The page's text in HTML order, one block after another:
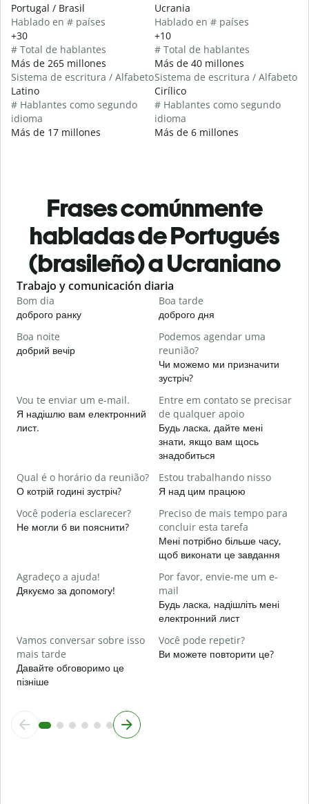
Portugal / Brasil
Hablado en # países
+30
# Total de hablantes
Más de 265 millones
Sistema de escritura / Alfabeto
Latino
# Hablantes como segundo
idioma
Más de 17 millones
Ucrania
Hablado en # países
+10
# Total de hablantes
Más de 40 millones
Sistema de escritura / Alfabeto
Cirílico
# Hablantes como segundo
idioma
Más de 6 millones
Frases comúnmente
habladas de Portugués
(brasileño) a Ucraniano
Slide 1 of 6
Trabajo y comunicación diaria
Bom dia
доброго ранку
Boa tarde
доброго дня
Boa noite
добрий вечір
Podemos agendar uma
reunião?
Чи можемо ми призначити
зустріч?
Vou te enviar um e-mail.
Я надішлю вам електронний
лист.
Entre em contato se precisar
de qualquer apoio
Будь ласка, дайте мені
знати, якщо вам щось
знадобиться
Qual é o horário da reunião?
О котрій годині зустріч?
Estou trabalhando nisso
Я над цим працюю
Você poderia esclarecer?
Не могли б ви пояснити?
Preciso de mais tempo para
concluir esta tarefa
Мені потрібно більше часу,
щоб виконати це завдання
Agradeço a ajuda!
Дякуємо за допомогу!
Por favor, envie-me um e-
mail
Будь ласка, надішліть мені
електронний лист
Vamos conversar sobre isso
mais tarde
Давайте обговоримо це
пізніше
Você pode repetir?
Ви можете повторити це?